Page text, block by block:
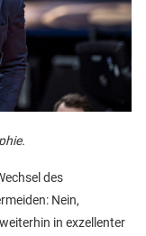
des
Nein,
in exzellenter